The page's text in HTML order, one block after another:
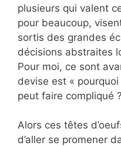
plusieurs qui valent
pour beaucoup,
sortis des grandes
décisions abstraites
Pour moi, ce sont
devise est «
peut faire compliqué
Alors ces têtes
d’aller se promener